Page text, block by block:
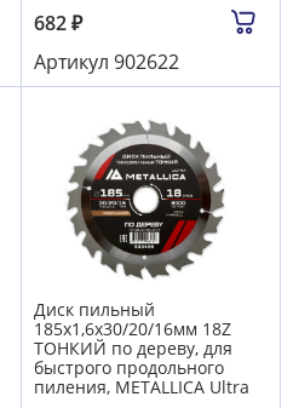
682₽
Артикул 902622
Диск пильный
185х1,6х30/20/16мм 18Z
ТОНКИЙ по дереву, для
быстрого продольного
пиления, METALLICA Ultra